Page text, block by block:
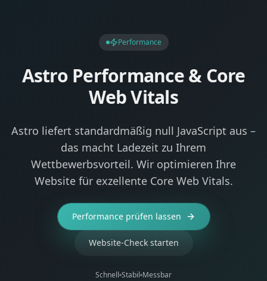
Performance
Astro Performance & Core
Web Vitals
Astro liefert standardmäßig null JavaScript aus –
das macht Ladezeit zu Ihrem
Wettbewerbsvorteil. Wir optimieren Ihre
Website für exzellente Core Web Vitals.
Performance prüfen lassen
Website-Check starten
Schnell Stabil Messbar